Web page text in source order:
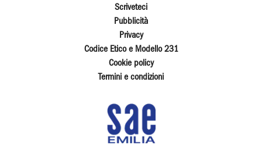
Scriveteci
Pubblicità
Privacy
Codice Etico e Modello 231
Cookie policy
Termini e condizioni